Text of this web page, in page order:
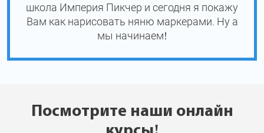
школа Империя Пикчер и сегодня я покажу
Вам как нарисовать няню маркерами. Ну а
мы начинаем!
Посмотрите наши онлайн